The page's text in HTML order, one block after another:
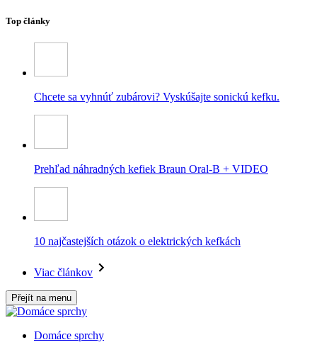
Top články
Chcete sa vyhnúť zubárovi? Vyskúšajte sonickú kefku.
Prehľad náhradných kefiek Braun Oral-B + VIDEO
10 najčastejších otázok o elektrických kefkách
Viac článkov
Přejít na menu
Domáce sprchy